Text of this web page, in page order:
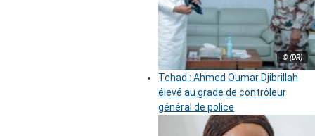
© (DR)
Tchad : Ahmed Oumar Djibrillah
élevé au grade de contrôleur
général de police